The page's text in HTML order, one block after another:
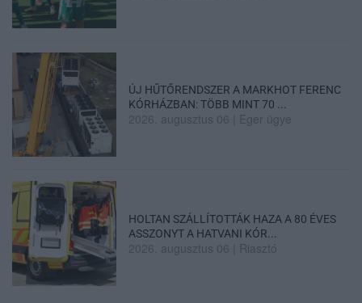
ÚJ HŰTŐRENDSZER A MARKHOT FERENC
KÓRHÁZBAN: TÖBB MINT 70 ...
2026. augusztus 06 Eger ügye
HOLTAN SZÁLLÍTOTTÁK HAZA A 80 ÉVES
ASSZONYT A HATVANI KÓR...
2026. augusztus 06 Riasztó